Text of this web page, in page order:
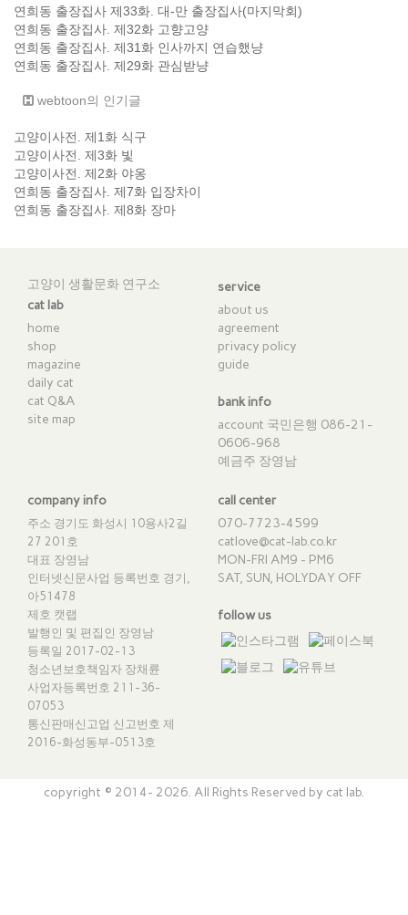
연희동 출장집사 제33화. 대-만 출장집사(마지막회)
연희동 출장집사. 제32화 고향고양
연희동 출장집사. 제31화 인사까지 연습했냥
연희동 출장집사. 제29화 관심받냥
webtoon의 인기글
고양이사전. 제1화 식구
고양이사전. 제3화 빛
고양이사전. 제2화 야옹
연희동 출장집사. 제7화 입장차이
연희동 출장집사. 제8화 장마
고양이 생활문화 연구소
cat lab
home
shop
magazine
daily cat
cat Q&A
site map
service
about us
agreement
privacy policy
guide
bank info
account 국민은행 086-21-
0606-968
예금주 장영남
company info
주소 경기도 화성시 10용사2길
27 201호
대표 장영남
인터넷신문사업 등록번호 경기,
아51478
제호 캣랩
발행인 및 편집인 장영남
등록일 2017-02-13
청소년보호책임자 장채륜
사업자등록번호 211-36-
07053
통신판매신고업 신고번호 제
2016-화성동부-0513호
call center
070-7723-4599
catlove@cat-lab.co.kr
MON-FRI AM9 - PM6
SAT, SUN, HOLYDAY OFF
follow us
copyright © 2014- 2026. All Rights Reserved by cat lab.